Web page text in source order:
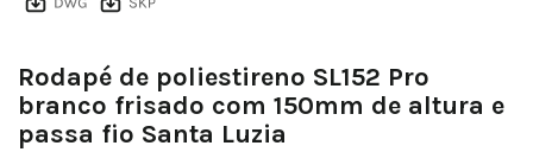
Rodapé de poliestireno SL152 Pro
branco frisado com 150mm de altura e
passa fio Santa Luzia